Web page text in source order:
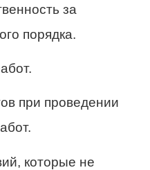
за
порядка.
при проведении
которые не